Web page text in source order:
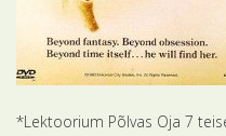
*Lektoorium Põlvas Oja 7